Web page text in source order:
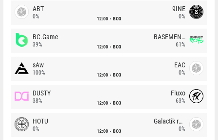
ABT
0% 12:00 BO3
9INE
0%
BC.Game
39% 12:00 BO3
BASEMENT BOYS
61%
sAw
100% 12:00 BO3
EAC
0%
DUSTY
38% 12:00 BO3
Fluxo
63%
HOTU
0% 12:00 BO3
Galactik rebels
0%